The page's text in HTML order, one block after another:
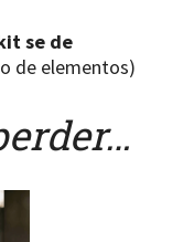
se de
de elementos)